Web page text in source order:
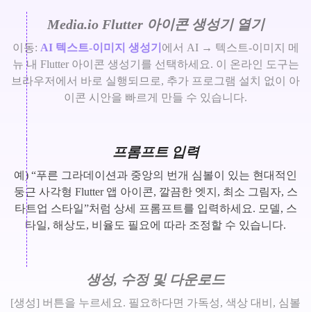
Media.io Flutter 아이콘 생성기 열기
이동: AI 텍스트-이미지 생성기 에서 AI → 텍스트-이미지 메
뉴 내 Flutter 아이콘 생성기를 선택하세요. 이 온라인 도구는
브라우저에서 바로 실행되므로, 추가 프로그램 설치 없이 아
이콘 시안을 빠르게 만들 수 있습니다.
프롬프트 입력
예) “푸른 그라데이션과 중앙의 번개 심볼이 있는 현대적인
둥근 사각형 Flutter 앱 아이콘, 깔끔한 엣지, 최소 그림자, 스
타트업 스타일”처럼 상세 프롬프트를 입력하세요. 모델, 스
타일, 해상도, 비율도 필요에 따라 조정할 수 있습니다.
생성, 수정 및 다운로드
[생성] 버튼을 누르세요. 필요하다면 가독성, 색상 대비, 심볼